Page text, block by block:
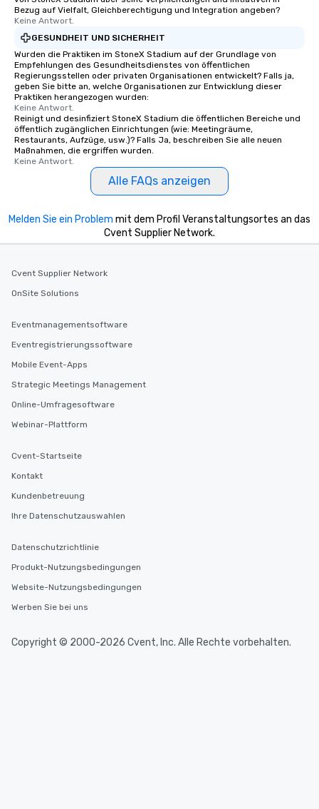
Bezug auf Vielfalt, Gleichberechtigung und Integration angeben?
Keine Antwort.
GESUNDHEIT UND SICHERHEIT
Wurden die Praktiken im StoneX Stadium auf der Grundlage von
Empfehlungen des Gesundheitsdienstes von öffentlichen
Regierungsstellen oder privaten Organisationen entwickelt? Falls ja,
geben Sie bitte an, welche Organisationen zur Entwicklung dieser
Praktiken herangezogen wurden:
Keine Antwort.
Reinigt und desinfiziert StoneX Stadium die öffentlichen Bereiche und
öffentlich zugänglichen Einrichtungen (wie: Meetingräume,
Restaurants, Aufzüge, usw.)? Falls Ja, beschreiben Sie alle neuen
Maßnahmen, die ergriffen wurden.
Keine Antwort.
Alle FAQs anzeigen
Melden Sie ein Problem mit dem Profil Veranstaltungsortes an das
Cvent Supplier Network.
Cvent Supplier Network
OnSite Solutions
Eventmanagementsoftware
Eventregistrierungssoftware
Mobile Event-Apps
Strategic Meetings Management
Online-Umfragesoftware
Webinar-Plattform
Cvent-Startseite
Kontakt
Kundenbetreuung
Ihre Datenschutzauswahlen
Datenschutzrichtlinie
Produkt-Nutzungsbedingungen
Website-Nutzungsbedingungen
Werben Sie bei uns
Copyright © 2000-2026 Cvent, Inc. Alle Rechte vorbehalten.